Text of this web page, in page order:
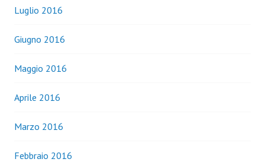
Luglio 2016
Giugno 2016
Maggio 2016
Aprile 2016
Marzo 2016
Febbraio 2016